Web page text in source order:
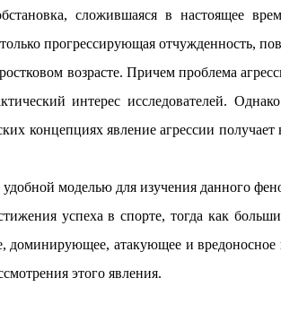
сложившаяся в настоящее
прогрессирующая отчужденность,
возрасте. Причем проблема
интерес исследователей.
концепциях явление агрессии
моделью для изучения данного
успеха в спорте, тогда как
атакующее и
этого явления.